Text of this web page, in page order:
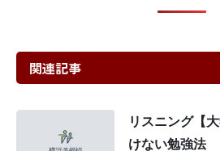
関連記事
リスニング【
けない勉強法